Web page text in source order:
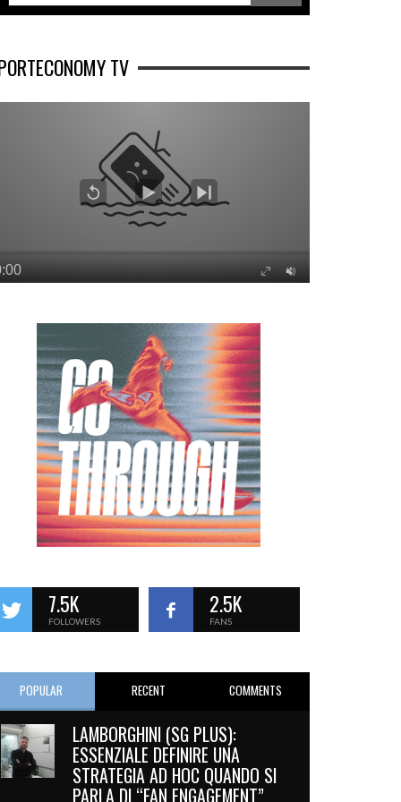
TV
7.5K
FOLLOWERS
2.5K
FANS
POPULAR RECENT COMMENTS
LAMBORGHINI (SG PLUS):
ESSENZIALE DEFINIRE UNA
STRATEGIA AD HOC QUANDO SI
PARLA DI “FAN ENGAGEMENT”